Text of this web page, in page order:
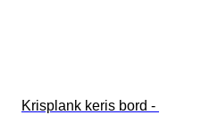
Krisplank keris bord -